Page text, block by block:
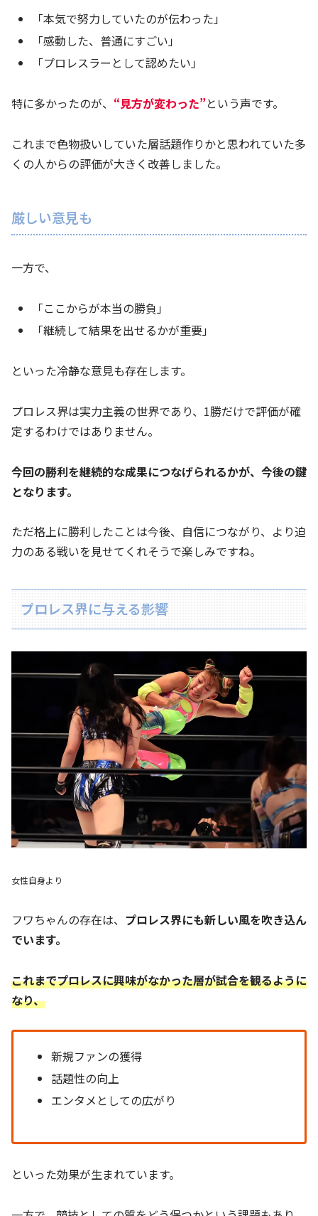
「本気で努力していたのが伝わった」
「感動した、普通にすごい」
「プロレスラーとして認めたい」
特に多かったのが、 “見方が変わった”という声です。
これまで色物扱いしていた層話題作りかと思われていた多
くの人からの評価が大きく改善しました。
厳しい意見も
一方で、
「ここからが本当の勝負」
「継続して結果を出せるかが重要」
といった冷静な意見も存在します。
プロレス界は実力主義の世界であり、1勝だけで評価が確
定するわけではありません。
今回の勝利を継続的な成果につなげられるかが、今後の鍵
となります。
ただ格上に勝利したことは今後、自信につながり、より迫
力のある戦いを見せてくれそうで楽しみですね。
プロレス界に与える影響
女性自身より
フワちゃんの存在は、 プロレス界にも新しい風を吹き込ん
でいます。
これまでプロレスに興味がなかった層が試合を観るように
なり、
新規ファンの獲得
話題性の向上
エンタメとしての広がり
といった効果が生まれています。